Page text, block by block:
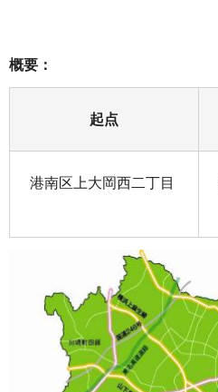
概要：
起点
港南区上大岡西二丁目